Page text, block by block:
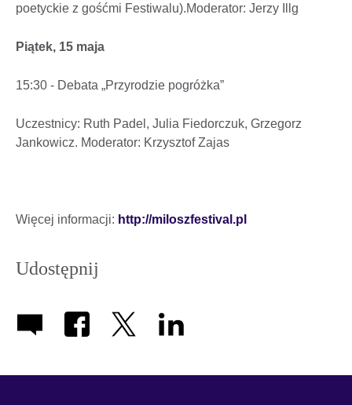
poetyckie z gośćmi Festiwalu).Moderator: Jerzy Illg
Piątek, 15 maja
15:30 - Debata „Przyrodzie pogróżka”
Uczestnicy: Ruth Padel, Julia Fiedorczuk, Grzegorz
Jankowicz. Moderator: Krzysztof Zajas
Więcej informacji: http://miloszfestival.pl
Udostępnij